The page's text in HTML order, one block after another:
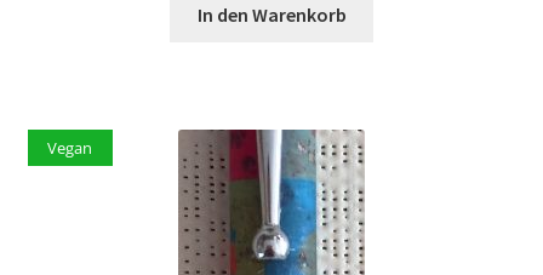
In den Warenkorb
Vegan